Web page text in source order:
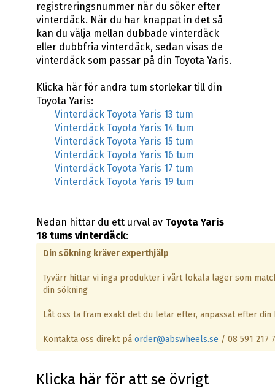
registreringsnummer när du söker efter
vinterdäck. När du har knappat in det så
kan du välja mellan dubbade vinterdäck
eller dubbfria vinterdäck, sedan visas de
vinterdäck som passar på din Toyota Yaris.
Klicka här för andra tum storlekar till din
Toyota Yaris:
Vinterdäck Toyota Yaris 13 tum
Vinterdäck Toyota Yaris 14 tum
Vinterdäck Toyota Yaris 15 tum
Vinterdäck Toyota Yaris 16 tum
Vinterdäck Toyota Yaris 17 tum
Vinterdäck Toyota Yaris 19 tum
Nedan hittar du ett urval av Toyota Yaris
18 tums vinterdäck:
Din sökning kräver experthjälp
Tyvärr hittar vi inga produkter i vårt lokala lager som
din sökning
Låt oss ta fram exakt det du letar efter, anpassat efter din
Kontakta oss direkt påorder@abswheels.se / 08 591 217
Klicka här för att se övrigt